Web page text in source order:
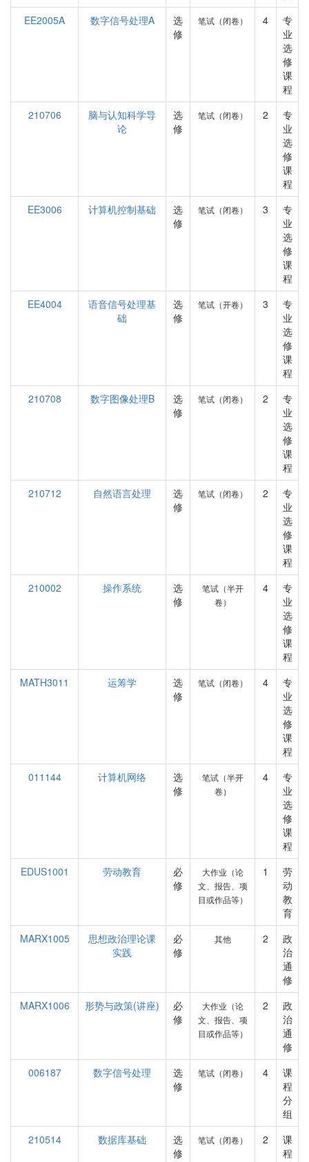
EE2005A
数字信号处理A
选
修
笔试（闭卷） 4
专
业
选
修
课
程
210706
脑与认知科学导
论
选
修
笔试（闭卷） 2
专
业
选
修
课
程
EE3006
计算机控制基础
选
修
笔试（闭卷） 3
专
业
选
修
课
程
EE4004
语音信号处理基
础
选
修
笔试（开卷） 3
专
业
选
修
课
程
210708
数字图像处理B
选
修
笔试（闭卷） 2
专
业
选
修
课
程
210712
自然语言处理
选
修
笔试（闭卷） 2
专
业
选
修
课
程
210002
操作系统
选
修
笔试（半开
卷）
4
专
业
选
修
课
程
MATH3011
运筹学
选
修
笔试（闭卷） 4
专
业
选
修
课
程
011144
计算机网络
选
修
笔试（半开
卷）
4
专
业
选
修
课
程
EDUS1001
劳动教育
必
修
大作业（论
文、报告、项
目或作品等）
1
劳
动
教
育
MARX1005
思想政治理论课
实践
必
修
其他 2
政
治
通
修
MARX1006
形势与政策(讲座)
必
修
大作业（论
文、报告、项
目或作品等）
2
政
治
通
修
006187
数字信号处理
选
修
笔试（闭卷） 4
课
程
分
组
210514
数据库基础
选
修
笔试（闭卷） 2
课
程